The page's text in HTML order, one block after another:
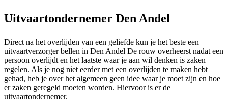
Uitvaartondernemer Den Andel
Direct na het overlijden van een geliefde kun je het beste een
uitvaartverzorger bellen in Den Andel De rouw overheerst nadat een
persoon overlijdt en het laatste waar je aan wil denken is zaken
regelen. Als je nog niet eerder met een overlijden te maken hebt
gehad, heb je over het algemeen geen idee waar je moet zijn en hoe
er zaken geregeld moeten worden. Hiervoor is er de
uitvaartondernemer.